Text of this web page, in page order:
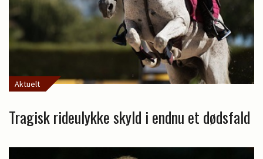
Aktuelt
Tragisk rideulykke skyld i endnu et dødsfald